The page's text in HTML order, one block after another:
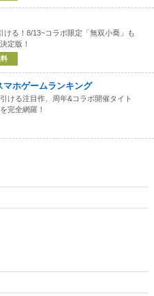
ける！8/13~コラボ限定「無双小喬」も
定版！
マホゲームランキング
ける注目作、周年&コラボ開催タイト
完全網羅！